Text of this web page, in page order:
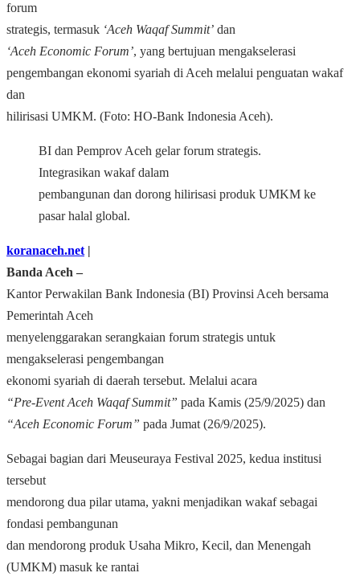
forum
strategis, termasuk ‘Aceh Waqaf Summit’ dan
‘Aceh Economic Forum’, yang bertujuan mengakselerasi
pengembangan ekonomi syariah di Aceh melalui penguatan wakaf
dan
hilirisasi UMKM. (Foto: HO-Bank Indonesia Aceh).
BI dan Pemprov Aceh gelar forum strategis.
Integrasikan wakaf dalam
pembangunan dan dorong hilirisasi produk UMKM ke
pasar halal global.
koranaceh.net |
Banda Aceh ‒
Kantor Perwakilan Bank Indonesia (BI) Provinsi Aceh bersama
Pemerintah Aceh
menyelenggarakan serangkaian forum strategis untuk
mengakselerasi pengembangan
ekonomi syariah di daerah tersebut. Melalui acara
“Pre-Event Aceh Waqaf Summit” pada Kamis (25/9/2025) dan
“Aceh Economic Forum” pada Jumat (26/9/2025).
Sebagai bagian dari Meuseuraya Festival 2025, kedua institusi
tersebut
mendorong dua pilar utama, yakni menjadikan wakaf sebagai
fondasi pembangunan
dan mendorong produk Usaha Mikro, Kecil, dan Menengah
(UMKM) masuk ke rantai